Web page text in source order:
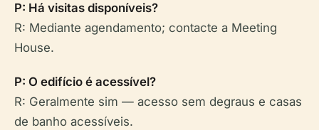
P: Há visitas disponíveis?
R: Mediante agendamento; contacte a Meeting
House.
P: O edifício é acessível?
R: Geralmente sim — acesso sem degraus e casas
de banho acessíveis.